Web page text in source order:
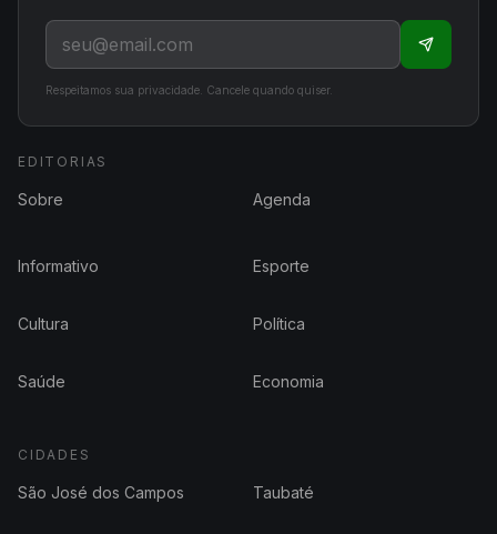
Respeitamos sua privacidade. Cancele quando quiser.
EDITORIAS
Sobre Agenda
Informativo Esporte
Cultura Política
Saúde Economia
CIDADES
São José dos Campos Taubaté